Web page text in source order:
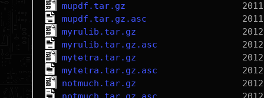
mupdf.tar.gz
mupdf.tar.gz.asc
myrulib.tar.gz
myrulib.tar.gz.asc
mytetra.tar.gz
mytetra.tar.gz.asc
notmuch.tar.gz